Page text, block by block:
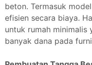
beton. Termasuk
efisien secara biaya.
untuk rumah minimalis
banyak dana pada